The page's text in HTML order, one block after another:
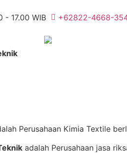
- 17.00 WIB +62822-4668-
Perusahaan Kimia Textile
adalah Perusahaan jasa